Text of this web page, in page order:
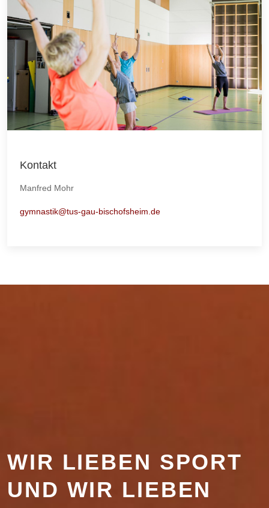
Kontakt
Manfred Mohr
gymnastik@tus-gau-bischofsheim.de
WIR LIEBEN SPORT
UND WIR LIEBEN